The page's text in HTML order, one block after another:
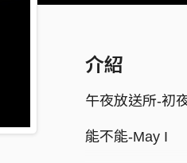
介紹
午夜放送所-初
能不能-May I